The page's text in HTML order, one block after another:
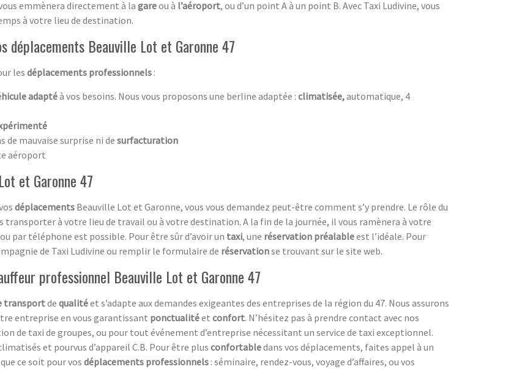
emmènera directement à la gareou à l’aéroport, ou d’un point A à un point B. Avec Taxi Ludivine, vous
à votre lieu de destination.
déplacements Beauville Lot et Garonne 47
lesdéplacements professionnels :
adaptéà vos besoins. Nous vous proposons une berline adaptée : climatisée,automatique, 4
de mauvaise surprise ni de surfacturation
aéroport
et Garonne 47
déplacements Beauville Lot et Garonne, vous vous demandez peut-être comment s’y prendre. Le rôle du
transporter à votre lieu de travail ou à votre destination. A la fin de la journée, il vous ramènera à votre
par téléphone est possible. Pour être sûr d’avoir un taxi, une réservation préalableest l’idéale. Pour
de Taxi Ludivine ou remplir le formulaire de réservationse trouvant sur le site web.
professionnel Beauville Lot et Garonne 47
transportde qualitéet s’adapte aux demandes exigeantes des entreprises de la région du 47. Nous assurons
entreprise en vous garantissant ponctualitéet confort. N’hésitez pas à prendre contact avec nos
de taxi de groupes, ou pour tout événement d’entreprise nécessitant un service de taxi exceptionnel.
et pourvus d’appareil C.B. Pour être plus confortabledans vos déplacements, faites appel à un
ce soit pour vos déplacements professionnels : séminaire, rendez-vous, voyage d’affaires, ou vos